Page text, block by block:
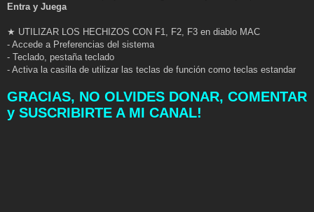
Entra y Juega
★ UTILIZAR LOS HECHIZOS CON F1, F2, F3 en diablo MAC
- Accede a Preferencias del sistema
- Teclado, pestaña teclado
- Activa la casilla de utilizar las teclas de función como teclas estandar
GRACIAS, NO OLVIDES DONAR, COMENTAR
y SUSCRIBIRTE A MI CANAL!